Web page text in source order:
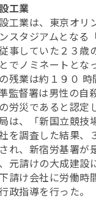
工業
工業は、東京オリ
スタジアムとなる
事していた２３歳
でノミネートとな
残業は約１９０ 時
監督署は男性の自
労災であると認定
は、「新国立競技
を調査した結果、
れ、新宿労基署が
元請けの大成建設
請け会社に労働時
政指導を行った。